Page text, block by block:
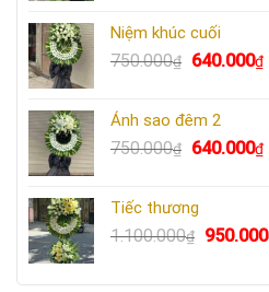
730.000₫.
Niệm khúc cuối
750.000₫
Giá
750.000₫.
640.000₫
Ánh sao đêm 2
750.000₫
Giá
750.000₫.
640.000₫
Tiếc thương
1.100.000₫
Giá
là:
950.000